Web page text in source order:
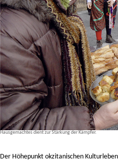
Hausgemachtes dient zur Stärkung der Kämpfer.
Der Höhepunkt okzitanischen